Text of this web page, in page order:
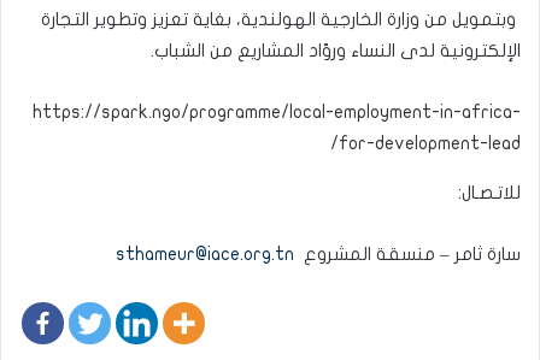
وبتمويل من وزارة الخارجية الهولندية، بغاية تعزيز وتطوير التجارة
الإلكترونية لدى النساء وروّاد المشاريع من الشباب.
https://spark.ngo/programme/local-employment-in-africa-
for-development-lead/
للاتـصـال:
سارة ثامر – منسقة المشروع sthameur@iace.org.tn